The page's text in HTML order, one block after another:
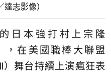
志影像）
日本強打村上宗隆
，在美國職棒大聯盟
）舞台持續上演瘋狂表